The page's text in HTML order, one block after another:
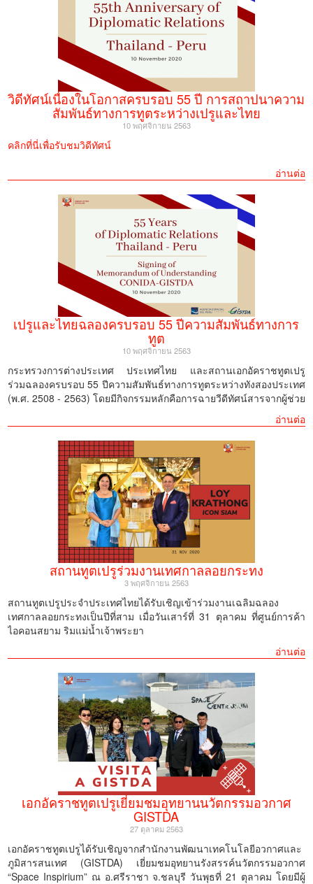
กรุงเทพฯ, 13 พฤศจิกายน 2563
รูปภาพเพิ่มเติม
วิดีทัศน์เนื่องในโอกาสครบรอบ 55 ปี การสถาปนาความ
สัมพันธ์ทางการทูตระหว่างเปรูและไทย
10 พฤศจิกายน 2563
คลิกที่นี่เพื่อรับชมวิดีทัศน์
อ่านต่อ
เปรูและไทยฉลองครบรอบ 55 ปีความสัมพันธ์ทางการ
ทูต
10 พฤศจิกายน 2563
กระทรวงการต่างประเทศ ประเทศไทย และสถานเอกอัคราชทูตเปรู
ร่วมฉลองครบรอบ 55 ปีความสัมพันธ์ทางการทูตระหว่างทังสองประเทศ
(พ.ศ. 2508 - 2563) โดยมีกิจกรรมหลักคือการฉายวีดีทัศน์สารจากผู้ช่วย
ย้ำถึงความสำเร็จที่เป็นผลมาจากความร่วมมือทวิภาคี และยืนยันความ
ตั้งใจที่จะพัฒนาความเป็นหุ้นส่วนทางยุทธศาสตร์ที่ได้เชื่อมทั้งสอง
ประเทศไว้กว่าครึ่งศตวรรษ
ในงานนี้ ผู้อำนวยการสํานักงานพัฒนาเทคโนโลยีอวกาศและภูมิ
สารสนเทศ ประเทศไทย (สทอภ.) ได้ลงนามบันทึกข้อตกลงความเข้าใจ
ระหว่างองค์กร กับ National Commission for Aerospace Research
and Development (CONIDA) และมีการฉายวีดีทัศน์ เสนอภาพ
เหตุการณ์สำคัญตลอด 55 ปี แห่งความสัมพันธ์ทางการทูต ไทย-เปรู
งานนี้มีผู้เข้าร่วมงานชาวไทยราว 40 คน จากภาครัฐและภาคเอกชนที่
เกี่ยวข้องกับเปรู ไม่ว่าจะเป็นอธิบดีกรมความร่วมมือระหว่างประเทศ
รองผู้ว่าการท่องเที่ยวแห่งประเทศไทย (ททท.) ผู้อำนวยการสทอภ. อธิบดี
ไทย – เปรู หรือประธานสภาธุรกิจไทย-ลาตินอเมริกา
นอกจากนี้ ยังมีข้าราชการระดับสูงจากกระทรวงพาณิชย์ กระทรวง
จังหวัดเชียงใหม่ ขอนแก่น และสงขลา ตัวแทนจากภาคธุรกิจ ผู้นำเข้า
จากเปรูรายใหญ่หลายราย รวมไปถึงนักวิชาการ ศิลปิน และสื่อมวลชน
บันทึกข้อตกลงความเข้าใจในการพัฒนาความร่วมมือด้านเทคโนโลยี
อวกาศและการประยุกต์ใช้ประโยชน์ ที่สทอภ.และ CONIDA ได้ลงนาม
ร่วมกัน เป็นความร่วมมือครั้งแรกในด้านนี้ของประเทศไทยกับประเทศ
ในลาตินอเมริกา ซึ่งจะทำให้เกิดความร่วมมือระหว่างทั้งสององค์กรใน
ด้านเทคโนโลยีอวกาศ การพัฒนาระบบสถานีภาคพื้นดิน การพัฒนา
ระบบดาวเทียม และอื่น ๆ วันที่ 3 พฤศจิกายน ประธานกรรมการบริหาร
CONIDA ได้ลงนามในบันทึกข้อตกลงความเข้าใจ ณ กรุงลิมา โดยมีเอ
กอัคราชทูตไทยประจำเปรูเป็นสักขีพยาน
กรุงเทพฯ, 10 พฤศจิกายน 2563
รูปภาพเพิ่มเติม
อ่านต่อ
สถานทูตเปรูร่วมงานเทศกาลลอยกระทง
3 พฤศจิกายน 2563
สถานทูตเปรูประจำประเทศไทยได้รับเชิญเข้าร่วมงานเฉลิมฉลอง
เทศกาลลอยกระทงเป็นปีที่สาม เมื่อวันเสาร์ที่ 31 ตุลาคม ที่ศูนย์การค้า
ไอคอนสยาม ริมแม่น้ำเจ้าพระยา
เทศกาลเฉลิมฉลองนี้มีจุดประสงค์หลักเพื่อแสดงความขอบคุณต่อเทพผู้
หรือคลองต่าง ๆ ในประเทศ โดยจัดเป็นประจำในวันขึ้น 15 ค่ำ เดือน
12 ของทุกปี
กระทงที่เปรูนำเสนอในปีนี้ แสดงถึงความหลากหลายและรุ่มรวยทาง
วัฒนธรรมของประเทศและส่วนหนึ่งของแหล่งท่องเที่ยวที่มีเป็นจำนวน
มากในประเทศเปรู โดยใช้เทคนิกการตัดกระดาษและวัสดุรีไซเคิล
ผู้เข้าร่วมงานเฉลิมฉลองเทศกาลนี้ ได้แก่เจ้าหน้าที่ระดับสูงของรัฐบาล
ไทยและกทม. และยังมีตัวแทนจากสถาบันและธุรกิจท้องถิ่น เอกอัค
ราชทูตจาก 15 สถานทูตที่เข้าร่วม และผู้สนใจทั่วไปอีกจำนวนมาก
กรุงเทพฯ, 3 พฤศจิกายน 2020
รูปภาพเพิ่มเติม
อ่านต่อ
เอกอัคราชทูตเปรูเยี่ยมชมอุทยานนวัตกรรมอวกาศ
GISTDA
27 ตุลาคม 2563
เอกอัคราชทูตเปรูได้รับเชิญจากสำนักงานพัฒนาเทคโนโลยีอวกาศและ
ภูมิสารสนเทศ (GISTDA) เยี่ยมชมอุทยานรังสรรค์นวัตกรรมอวกาศ
“Space Inspirium” ณ อ.ศรีราชา จ.ชลบุรี วันพุธที่ 21 ตุลาคม โดยมีผู้